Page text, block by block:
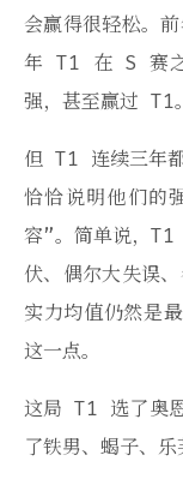
会赢得很轻松。
年 T1 在 S 赛之
强，甚至赢过 T1。
但 T1 连续三年
恰恰说明他们的
容”。简单说，T1
伏、偶尔大失误
实力均值仍然是
这一点。
这局 T1 选了奥
了铁男、蝎子、乐